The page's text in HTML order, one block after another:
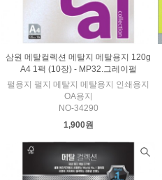
삼원 메탈컬렉션 메탈지 메탈용지 120g
A4 1팩 (10장) - MP32.그레이펄
펄용지 펄지 메탈지 메탈용지 인쇄용지
OA용지
NO-34290
1,900원